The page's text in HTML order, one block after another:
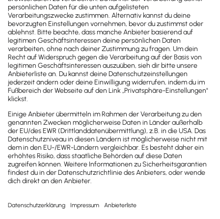
Tyme Zeiterfassung
Tyme: Einfaches & mächtiges Zeiterfassungstool
für Freelancer & Teams – Projekte, Deadlines &
Auslastung stets im Blick, Apple-synchron!